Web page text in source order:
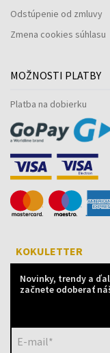
Odstúpenie od zmluvy
Zmena cookies súhlasu
MOŽNOSTI PLATBY
Platba na dobierku
KOKULETTER
Novinky, trendy a
začnete odoberať
E-mail*